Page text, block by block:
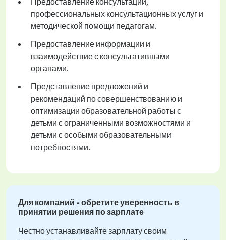
профессиональных консультационных услуг и
методической помощи педагогам.
Предоставление информации и
взаимодействие с консультативными
органами.
Представление предложений и
рекомендаций по совершенствованию и
оптимизации образовательной работы с
детьми с ограниченными возможностями и
детьми с особыми образовательными
потребностями.
Для компаний - обретите уверенность в
принятии решения по зарплате
Честно устанавливайте зарплату своим